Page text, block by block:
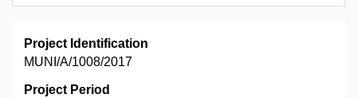
Project Identification
MUNI/A/1008/2017
Project Period